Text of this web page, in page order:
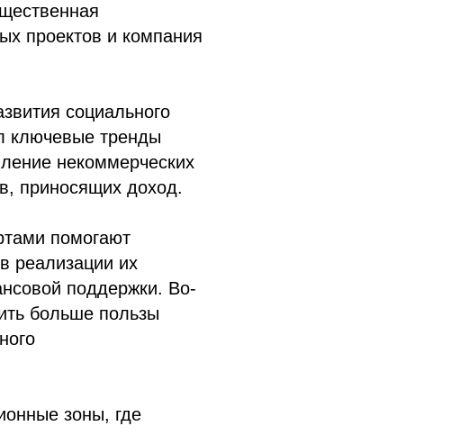
проектов и компания
социального
ключевые тренды
некоммерческих
приносящих доход.
помогают
реализации их
поддержки. Во-
больше пользы
зоны, где